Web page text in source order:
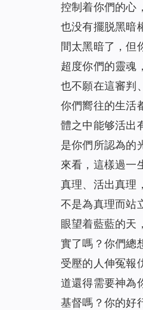
控制着你們的心
也没有擺脱黑暗
間太黑暗了，但
超度你們的靈魂
也不願在這審判
你們嚮往的生活
體之中能够活出
是你們所認為的
來看，這樣過一
真理、活出真理
不是為真理而站
眼望着藍藍的天
實了嗎？你們總
受壓的人伸冤報
道還得需要神為
基督嗎？你的好